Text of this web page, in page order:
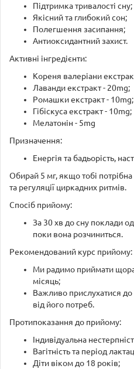
Підтримка тривалості сну;
Якісний та глибокий сон;
Полегшення засипання;
Антиоксидантний захист.
Активні інгредієнти:
Кореня валеріани
Лаванди екстракт - 20mg;
Ромашки екстракт - 10mg;
Гібіскуса екстракт - 10mg;
Мелатонін - 5mg
Призначення:
Енергія та бадьорість,
Обирай 5 мг, якщо тобі
та регуляції циркадних ритмів.
Спосіб прийому:
За 30 хв до сну поклади
поки вона розчиниться.
Рекомендований курс прийому:
Ми радимо приймати
місяць;
Важливо прислухатися до
від його потреб.
Протипоказання до прийому:
Індивідуальна
Вагітність та період
Діти віком до 18 років;